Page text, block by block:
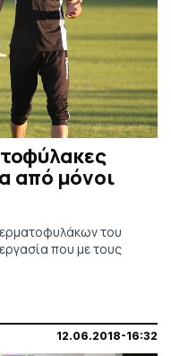
από μόνοι
του
που με τους
12.06.2018-16:32